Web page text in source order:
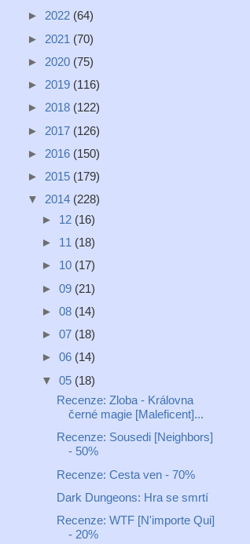
► 2022 (64)
► 2021 (70)
► 2020 (75)
► 2019 (116)
► 2018 (122)
► 2017 (126)
► 2016 (150)
► 2015 (179)
▼ 2014 (228)
► 12 (16)
► 11 (18)
► 10 (17)
► 09 (21)
► 08 (14)
► 07 (18)
► 06 (14)
▼ 05 (18)
Recenze: Zloba - Královna
černé magie [Maleficent]...
Recenze: Sousedi [Neighbors]
- 50%
Recenze: Cesta ven - 70%
Dark Dungeons: Hra se smrtí
Recenze: WTF [N'importe Qui]
- 20%